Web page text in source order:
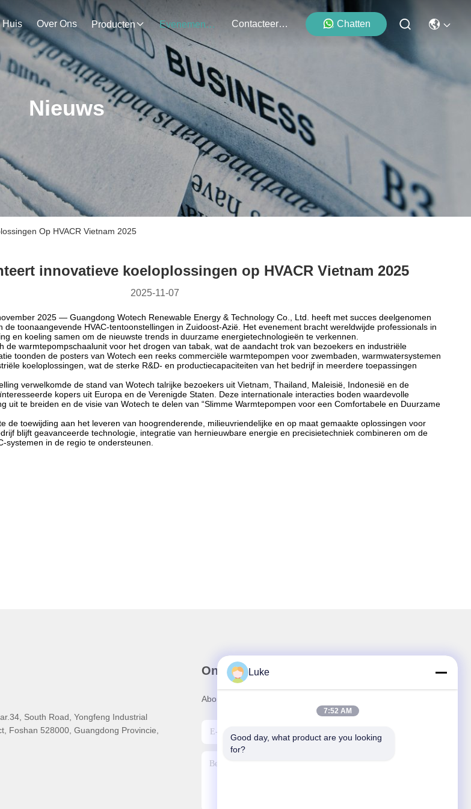
Huis Over Ons Producten Evenementen Contacteer Ons Chatten
Nieuws
Op HVACR Vietnam 2025
innovatieve koeloplossingen op HVACR Vietnam 2025
2025-11-07
2025 — Guangdong Wotech Renewable Energy & Technology Co., Ltd. heeft met succes deelgenomen
de toonaangevende HVAC-tentoonstellingen in Zuidoost-Azië. Het evenement bracht wereldwijde professionals in
en koeling samen om de nieuwste trends in duurzame energietechnologieën te verkennen.
de warmtepompschaalunit voor het drogen van tabak, wat de aandacht trok van bezoekers en industriële
toonden de posters van Wotech een reeks commerciële warmtepompen voor zwembaden, warmwatersystemen
koeloplossingen, wat de sterke R&D- en productiecapaciteiten van het bedrijf in meerdere toepassingen
verwelkomde de stand van Wotech talrijke bezoekers uit Vietnam, Thailand, Maleisië, Indonesië en de
kopers uit Europa en de Verenigde Staten. Deze internationale interacties boden waardevolle
uit te breiden en de visie van Wotech te delen van “Slimme Warmtepompen voor een Comfortabele en Duurzame
de toewijding aan het leveren van hoogrenderende, milieuvriendelijke en op maat gemaakte oplossingen voor
blijft geavanceerde technologie, integratie van hernieuwbare energie en precisietechniek combineren om de
systemen in de regio te ondersteunen.
South Road, Yongfeng Industrial
Foshan 528000, Guangdong Provincie,
Onze Nieuwsbrief
Abonneer u op onze nieuwsbrief voor kortingen en meer.
Luke
7:52 AM
Good day, what product are you looking
for?